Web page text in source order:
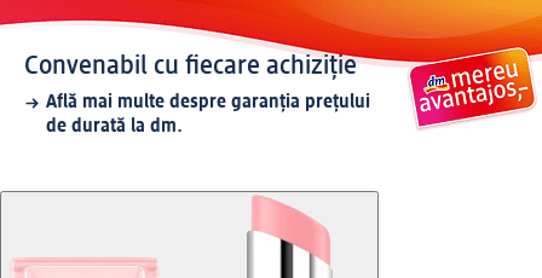
Convenabil cu fiecare achiziție
Află mai multe despre garanția prețului
de durată la dm.